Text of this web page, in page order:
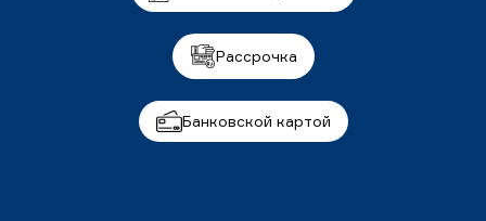
Рассрочка
Банковской картой